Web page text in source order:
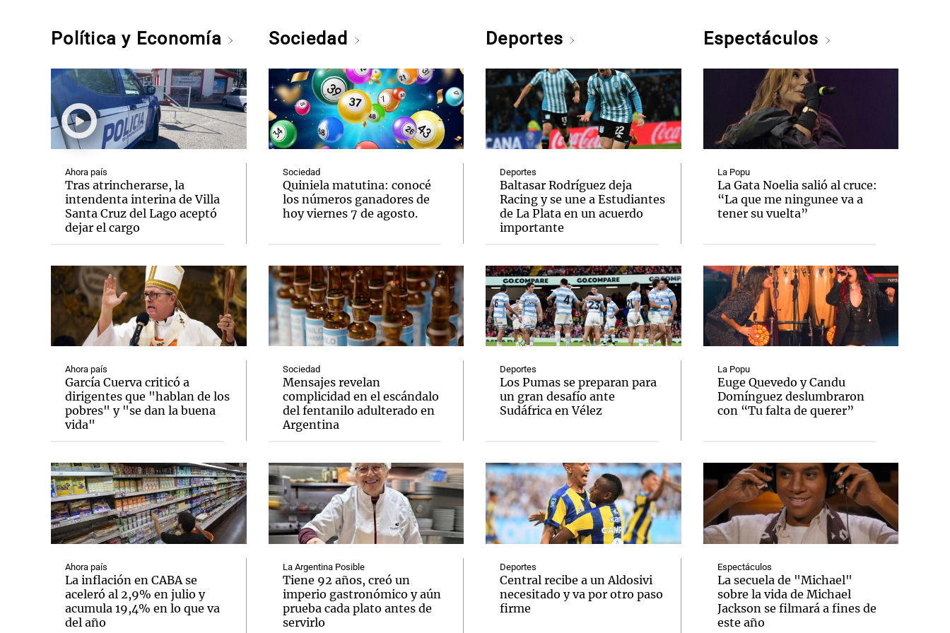
Política y Economía
Ahora país
Tras atrincherarse, la
intendenta interina de Villa
Santa Cruz del Lago aceptó
dejar el cargo
Ahora país
García Cuerva criticó a
dirigentes que "hablan de los
pobres" y "se dan la buena
vida"
Ahora país
La inflación en CABA se
aceleró al 2,9% en julio y
acumula 19,4% en lo que va
del año
Sociedad
Sociedad
Quiniela matutina: conocé
los números ganadores de
hoy viernes 7 de agosto.
Sociedad
Mensajes revelan
complicidad en el escándalo
del fentanilo adulterado en
Argentina
La Argentina Posible
Tiene 92 años, creó un
imperio gastronómico y aún
prueba cada plato antes de
servirlo
Deportes
Deportes
Baltasar Rodríguez deja
Racing y se une a Estudiantes
de La Plata en un acuerdo
importante
Deportes
Los Pumas se preparan para
un gran desafío ante
Sudáfrica en Vélez
Deportes
Central recibe a un Aldosivi
necesitado y va por otro paso
firme
Espectáculos
La Popu
La Gata Noelia salió al cruce:
“La que me ningunee va a
tener su vuelta”
La Popu
Euge Quevedo y Candu
Domínguez deslumbraron
con “Tu falta de querer”
Espectáculos
La secuela de "Michael"
sobre la vida de Michael
Jackson se filmará a fines de
este año
Notas Notas
El huracán de Arequito Cadena 3 en Groenlandia
Notas